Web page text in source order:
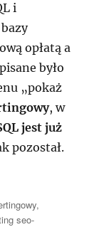
i
opłatą a
było
„pokaż
, w
jest już
pozostał.
,
seo-